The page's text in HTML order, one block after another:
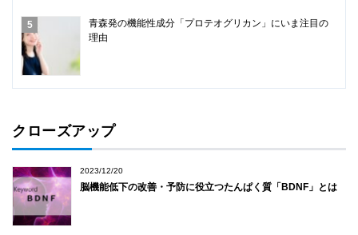
青森発の機能性成分「プロテオグリカン」にいま注目の
理由
クローズアップ
2023/12/20
脳機能低下の改善・予防に役立つたんぱく質「BDNF」とは